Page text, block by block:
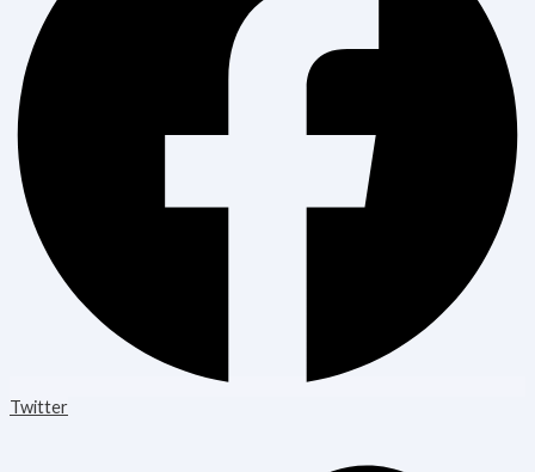
Twitter